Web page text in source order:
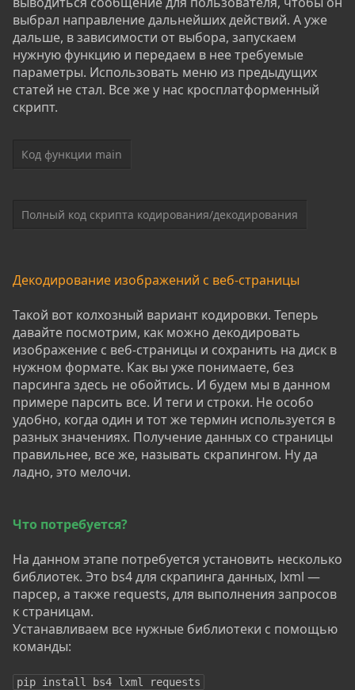
выбрал направление дальнейших действий. А уже
дальше, в зависимости от выбора, запускаем
нужную функцию и передаем в нее требуемые
параметры. Использовать меню из предыдущих
статей не стал. Все же у нас кросплатформенный
скрипт.
Код функции main
Полный код скрипта кодирования/декодирования
Декодирование изображений с веб-страницы
Такой вот колхозный вариант кодировки. Теперь
давайте посмотрим, как можно декодировать
изображение с веб-страницы и сохранить на диск в
нужном формате. Как вы уже понимаете, без
парсинга здесь не обойтись. И будем мы в данном
примере парсить все. И теги и строки. Не особо
удобно, когда один и тот же термин используется в
разных значениях. Получение данных со страницы
правильнее, все же, называть скрапингом. Ну да
ладно, это мелочи.
Что потребуется?
На данном этапе потребуется установить несколько
библиотек. Это bs4 для скрапинга данных, lxml —
парсер, а также requests, для выполнения запросов
к страницам.
Устанавливаем все нужные библиотеки с помощью
команды:
pip install bs4 lxml requests